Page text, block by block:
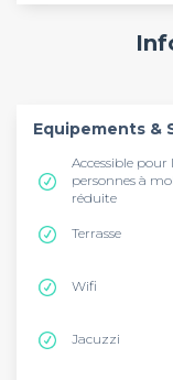
Equipements &
Accessible pour
personnes à
réduite
Terrasse
Wifi
Jacuzzi